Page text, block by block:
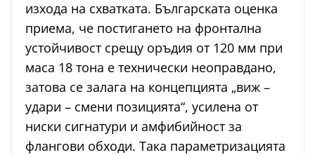
изхода на схватката. Българската оценка
приема, че постигането на фронтална
устойчивост срещу оръдия от 120 мм при
маса 18 тона е технически неоправдано,
затова се залага на концепцията „виж –
удари – смени позицията“, усилена от
ниски сигнатури и амфибийност за
флангови обходи. Така параметризацията